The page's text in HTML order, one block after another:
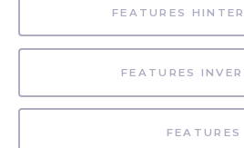
FEATURES
FEATURES
FEATURES